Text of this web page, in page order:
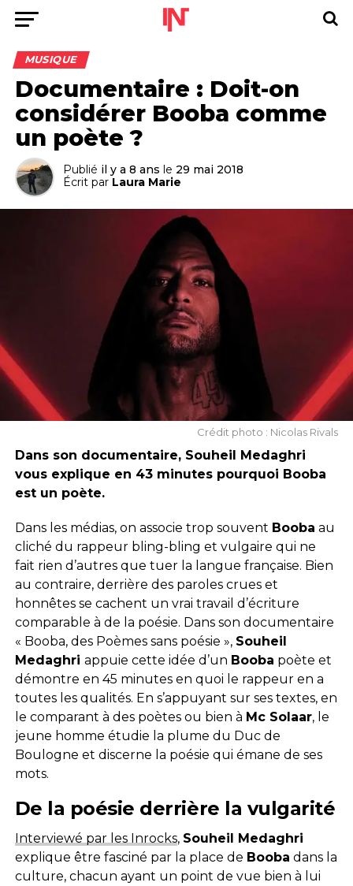
MUSIQUE
Documentaire : Doit-on
considérer Booba comme
un poète ?
Publié il y a 8 ans le 29 mai 2018
Écrit par Laura Marie
Crédit photo : Nicolas Rivals
Dans son documentaire, Souheil Medaghri
vous explique en 43 minutes pourquoi Booba
est un poète.
Dans les médias, on associe trop souvent Booba au
cliché du rappeur bling-bling et vulgaire qui ne
fait rien d’autres que tuer la langue française. Bien
au contraire, derrière des paroles crues et
honnêtes se cachent un vrai travail d’écriture
comparable à de la poésie. Dans son documentaire
« Booba, des Poèmes sans poésie », Souheil
Medaghri appuie cette idée d’un Booba poète et
démontre en 45 minutes en quoi le rappeur en a
toutes les qualités. En s’appuyant sur ses textes, en
le comparant à des poètes ou bien à Mc Solaar, le
jeune homme étudie la plume du Duc de
Boulogne et discerne la poésie qui émane de ses
mots.
De la poésie derrière la vulgarité
Interviewé par les Inrocks, Souheil Medaghri
explique être fasciné par la place de Booba dans la
culture, chacun ayant un point de vue bien à lui